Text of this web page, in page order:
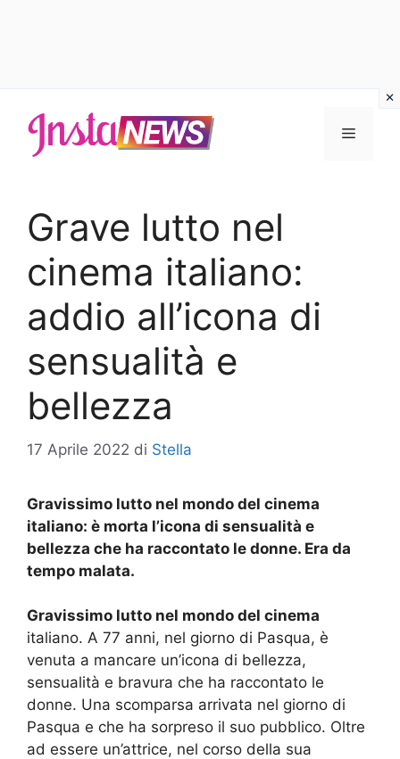
contenuto
Menu
Grave lutto nel
cinema italiano:
addio all’icona di
sensualità e
bellezza
17 Aprile 2022 di Stella
Gravissimo lutto nel mondo del cinema
italiano: è morta l’icona di sensualità e
bellezza che ha raccontato le donne. Era da
tempo malata.
Gravissimo lutto nel mondo del cinema
italiano. A 77 anni, nel giorno di Pasqua, è
venuta a mancare un’icona di bellezza,
sensualità e bravura che ha raccontato le
donne. Una scomparsa arrivata nel giorno di
Pasqua e che ha sorpreso il suo pubblico. Oltre
ad essere un’attrice, nel corso della sua